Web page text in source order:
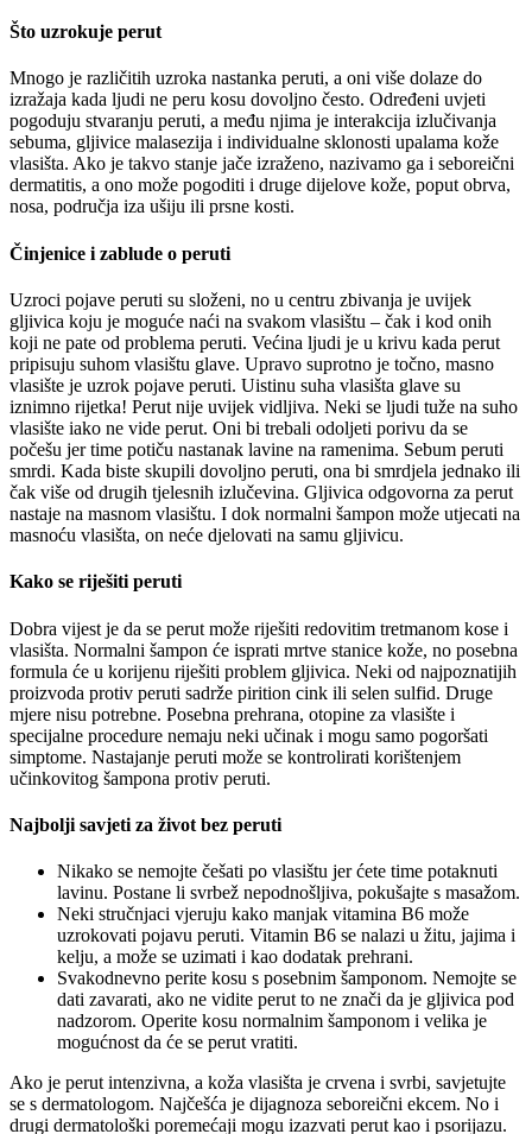
Što uzrokuje perut
Mnogo je različitih uzroka nastanka peruti, a oni više dolaze do
izražaja kada ljudi ne peru kosu dovoljno često. Određeni uvjeti
pogoduju stvaranju peruti, a među njima je interakcija izlučivanja
sebuma, gljivice malasezija i individualne sklonosti upalama kože
vlasišta. Ako je takvo stanje jače izraženo, nazivamo ga i seboreični
dermatitis, a ono može pogoditi i druge dijelove kože, poput obrva,
nosa, područja iza ušiju ili prsne kosti.
Činjenice i zablude o peruti
Uzroci pojave peruti su složeni, no u centru zbivanja je uvijek
gljivica koju je moguće naći na svakom vlasištu – čak i kod onih
koji ne pate od problema peruti. Većina ljudi je u krivu kada perut
pripisuju suhom vlasištu glave. Upravo suprotno je točno, masno
vlasište je uzrok pojave peruti. Uistinu suha vlasišta glave su
iznimno rijetka! Perut nije uvijek vidljiva. Neki se ljudi tuže na suho
vlasište iako ne vide perut. Oni bi trebali odoljeti porivu da se
počešu jer time potiču nastanak lavine na ramenima. Sebum peruti
smrdi. Kada biste skupili dovoljno peruti, ona bi smrdjela jednako ili
čak više od drugih tjelesnih izlučevina. Gljivica odgovorna za perut
nastaje na masnom vlasištu. I dok normalni šampon može utjecati na
masnoću vlasišta, on neće djelovati na samu gljivicu.
Kako se riješiti peruti
Dobra vijest je da se perut može riješiti redovitim tretmanom kose i
vlasišta. Normalni šampon će isprati mrtve stanice kože, no posebna
formula će u korijenu riješiti problem gljivica. Neki od najpoznatijih
proizvoda protiv peruti sadrže pirition cink ili selen sulfid. Druge
mjere nisu potrebne. Posebna prehrana, otopine za vlasište i
specijalne procedure nemaju neki učinak i mogu samo pogoršati
simptome. Nastajanje peruti može se kontrolirati korištenjem
učinkovitog šampona protiv peruti.
Najbolji savjeti za život bez peruti
Nikako se nemojte češati po vlasištu jer ćete time potaknuti
lavinu. Postane li svrbež nepodnošljiva, pokušajte s masažom.
Neki stručnjaci vjeruju kako manjak vitamina B6 može
uzrokovati pojavu peruti. Vitamin B6 se nalazi u žitu, jajima i
kelju, a može se uzimati i kao dodatak prehrani.
Svakodnevno perite kosu s posebnim šamponom. Nemojte se
dati zavarati, ako ne vidite perut to ne znači da je gljivica pod
nadzorom. Operite kosu normalnim šamponom i velika je
mogućnost da će se perut vratiti.
Ako je perut intenzivna, a koža vlasišta je crvena i svrbi, savjetujte
se s dermatologom. Najčešća je dijagnoza seboreični ekcem. No i
drugi dermatološki poremećaji mogu izazvati perut kao i psorijazu.